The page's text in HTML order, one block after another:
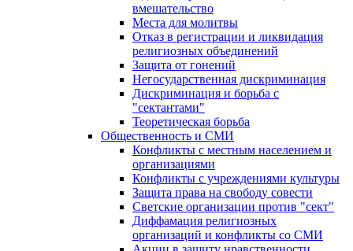
вмешательство
Места для молитвы
Отказ в регистрации и ликвидация
религиозных объединений
Защита от гонений
Негосударственная дискриминация
Дискриминация и борьба с
"сектантами"
Теоретическая борьба
Общественность и СМИ
Конфликты с местным населением и
организациями
Конфликты с учреждениями культуры
Защита права на свободу совести
Светские организации против "сект"
Диффамация религиозных
организаций и конфликты со СМИ